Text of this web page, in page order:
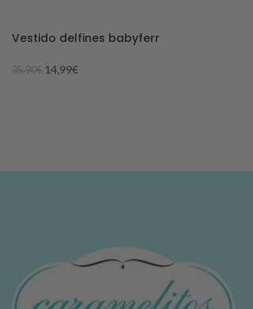
Vestido delfines babyferr
35,90€ 14,99€